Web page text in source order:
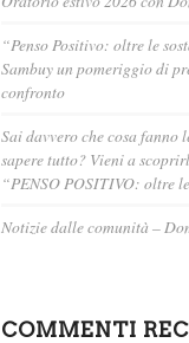
“Penso Positivo: oltre le
Sambuy un pomeriggio di
confronto
Sai davvero che cosa fanno
sapere tutto? Vieni a
“PENSO POSITIVO: oltre
Notizie dalle comunità –
COMMENTI